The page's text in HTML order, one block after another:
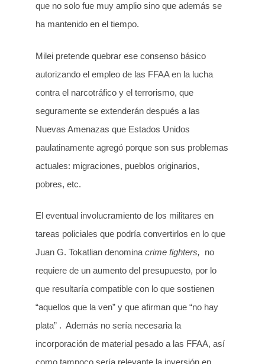
que no solo fue muy amplio sino que además se
ha mantenido en el tiempo.
Milei pretende quebrar ese consenso básico
autorizando el empleo de las FFAA en la lucha
contra el narcotráfico y el terrorismo, que
seguramente se extenderán después a las
Nuevas Amenazas que Estados Unidos
paulatinamente agregó porque son sus problemas
actuales: migraciones, pueblos originarios,
pobres, etc.
El eventual involucramiento de los militares en
tareas policiales que podría convertirlos en lo que
Juan G. Tokatlian denomina crime fighters, no
requiere de un aumento del presupuesto, por lo
que resultaría compatible con lo que sostienen
“aquellos que la ven” y que afirman que “no hay
plata” . Además no sería necesaria la
incorporación de material pesado a las FFAA, así